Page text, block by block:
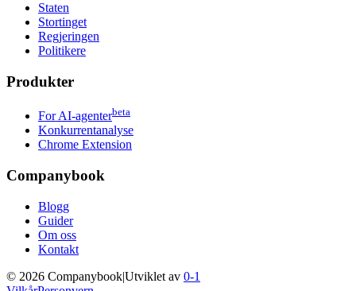
Staten
Stortinget
Regjeringen
Politikere
Produkter
For AI-agenterbeta
Konkurrentanalyse
Chrome Extension
Companybook
Blogg
Guider
Om oss
Kontakt
© 2026 Companybook|Utviklet av 0-1